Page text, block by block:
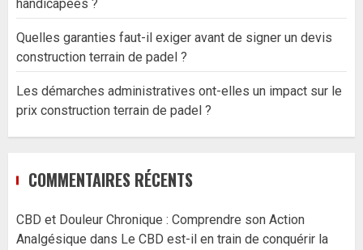
handicapées ?
Quelles garanties faut-il exiger avant de signer un devis
construction terrain de padel ?
Les démarches administratives ont-elles un impact sur le
prix construction terrain de padel ?
COMMENTAIRES RÉCENTS
CBD et Douleur Chronique : Comprendre son Action
Analgésique dans Le CBD est-il en train de conquérir la